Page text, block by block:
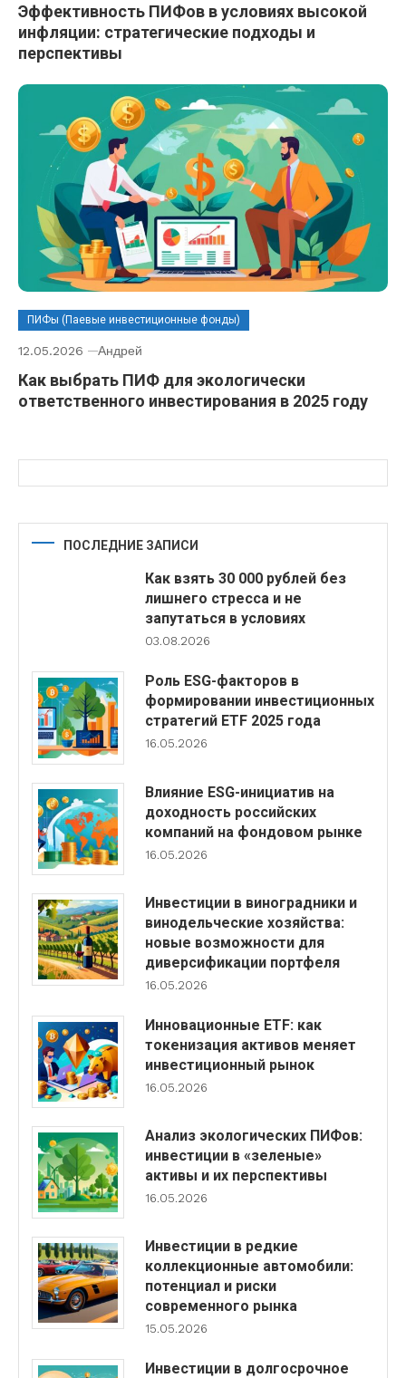
Эффективность ПИФов в условиях высокой
инфляции: стратегические подходы и
перспективы
ПИФы (Паевые инвестиционные фонды)
12.05.2026 Андрей
Как выбрать ПИФ для экологически
ответственного инвестирования в 2025 году
ПОСЛЕДНИЕ ЗАПИСИ
Как взять 30 000 рублей без
лишнего стресса и не
запутаться в условиях
03.08.2026
Роль ESG-факторов в
формировании инвестиционных
стратегий ETF 2025 года
16.05.2026
Влияние ESG-инициатив на
доходность российских
компаний на фондовом рынке
16.05.2026
Инвестиции в виноградники и
винодельческие хозяйства:
новые возможности для
диверсификации портфеля
16.05.2026
Инновационные ETF: как
токенизация активов меняет
инвестиционный рынок
16.05.2026
Анализ экологических ПИФов:
инвестиции в «зеленые»
активы и их перспективы
16.05.2026
Инвестиции в редкие
коллекционные автомобили:
потенциал и риски
современного рынка
15.05.2026
Инвестиции в долгосрочное